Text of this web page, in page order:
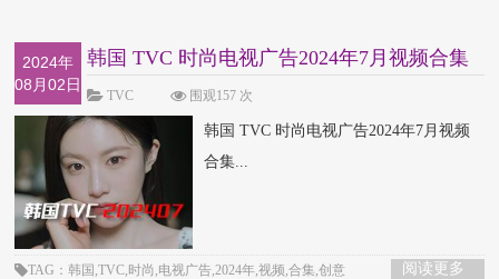
2024年
08月02日
韩国 TVC 时尚电视广告2024年7月视频合集
TVC 围观157 次
韩国 TVC 时尚电视广告2024年7月视频
合集...
阅读更多
TAG：韩国,TVC,时尚,电视广告,2024年,视频,合集,创意